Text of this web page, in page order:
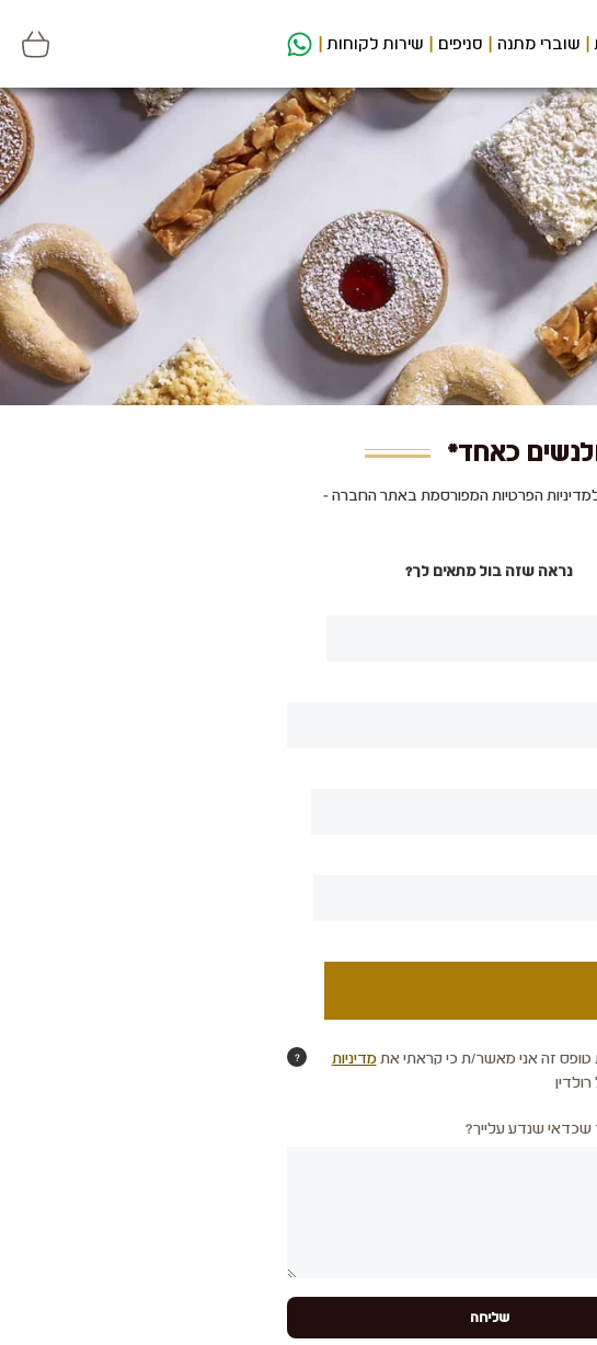
שוברי מתנה סניפים שירות לקוחות
כאחד*
הפרטיות המפורסמת באתר החברה -
נראה שזה בול מתאים לך?
זה אני מאשר/ת כי קראתי אתמדיניות
?
שנדע עלייך?